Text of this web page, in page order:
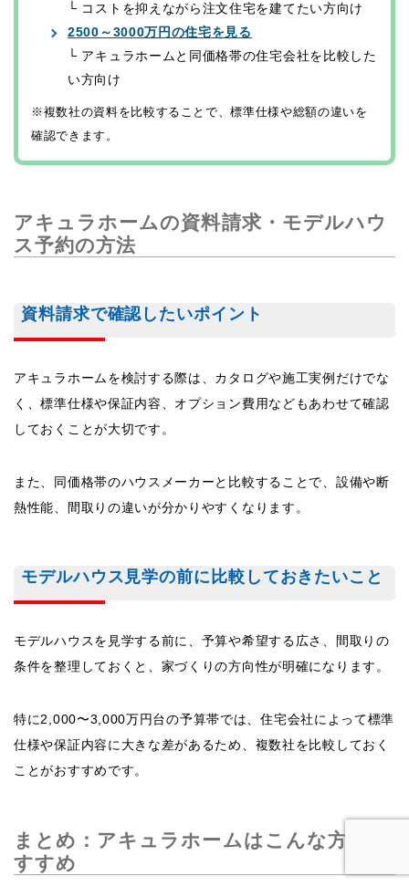
└ コストを抑えながら注文住宅を建てたい方向け
2500～3000万円の住宅を見る
└ アキュラホームと同価格帯の住宅会社を比較した
い方向け
※複数社の資料を比較することで、標準仕様や総額の違いを
確認できます。
アキュラホームの資料請求・モデルハウ
ス予約の方法
資料請求で確認したいポイント
アキュラホームを検討する際は、カタログや施工実例だけでな
く、標準仕様や保証内容、オプション費用などもあわせて確認
しておくことが大切です。
また、同価格帯のハウスメーカーと比較することで、設備や断
熱性能、間取りの違いが分かりやすくなります。
モデルハウス見学の前に比較しておきたいこと
モデルハウスを見学する前に、予算や希望する広さ、間取りの
条件を整理しておくと、家づくりの方向性が明確になります。
特に2,000〜3,000万円台の予算帯では、住宅会社によって標準
仕様や保証内容に大きな差があるため、複数社を比較しておく
ことがおすすめです。
まとめ：アキュラホームはこんな方にお
すすめ